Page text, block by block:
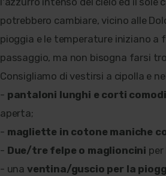
potrebbero cambiare, vicino alle
pioggia e le temperature iniziano a
passaggio, ma non bisogna farsi
Consigliamo di vestirsi a cipolla e
- pantaloni lunghi e corti comodi
aperta;
- magliette in cotone maniche
- Due/tre felpe o maglioncini
- una ventina/guscio per la